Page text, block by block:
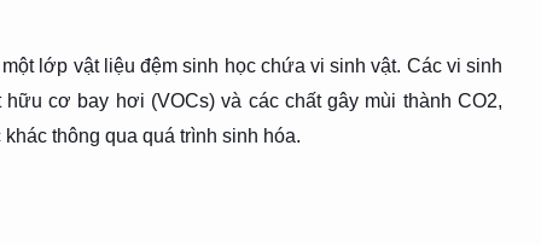
lớp vật liệu đệm sinh học chứa vi sinh vật. Các vi sinh
cơ bay hơi (VOCs) và các chất gây mùi thành CO2,
thông qua quá trình sinh hóa.